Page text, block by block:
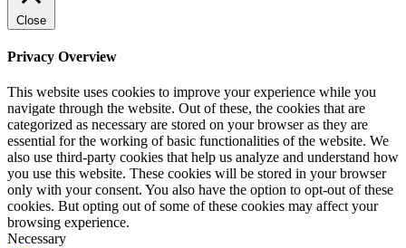
Close
Privacy Overview
This website uses cookies to improve your experience while you
navigate through the website. Out of these, the cookies that are
categorized as necessary are stored on your browser as they are
essential for the working of basic functionalities of the website. We
also use third-party cookies that help us analyze and understand how
you use this website. These cookies will be stored in your browser
only with your consent. You also have the option to opt-out of these
cookies. But opting out of some of these cookies may affect your
browsing experience.
Necessary